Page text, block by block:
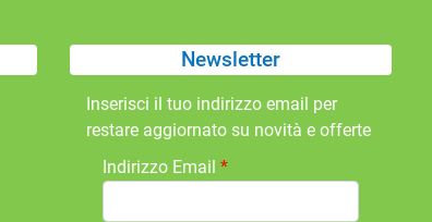
Newsletter
Inserisci il tuo indirizzo email per
restare aggiornato su novità e offerte
Indirizzo Email *